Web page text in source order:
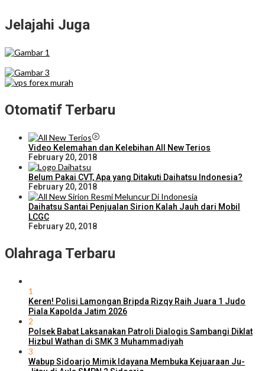
Jelajahi Juga
Otomatif Terbaru
Video Kelemahan dan Kelebihan All New Terios
February 20, 2018
Belum Pakai CVT, Apa yang Ditakuti Daihatsu Indonesia?
February 20, 2018
Daihatsu Santai Penjualan Sirion Kalah Jauh dari Mobil
LCGC
February 20, 2018
Olahraga Terbaru
1
Keren! Polisi Lamongan Bripda Rizqy Raih Juara 1 Judo
Piala Kapolda Jatim 2026
2
Polsek Babat Laksanakan Patroli Dialogis Sambangi Diklat
Hizbul Wathan di SMK 3 Muhammadiyah
3
Wabup Sidoarjo Mimik Idayana Membuka Kejuaraan Ju-